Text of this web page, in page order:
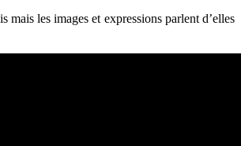
mais les images et expressions parlent d’elles